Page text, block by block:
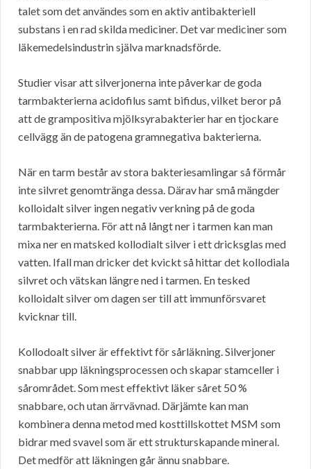
talet som det användes som en aktiv antibakteriell
substans i en rad skilda mediciner. Det var mediciner som
läkemedelsindustrin själva marknadsförde.
Studier visar att silverjonerna inte påverkar de goda
tarmbakterierna acidofilus samt bifidus, vilket beror på
att de grampositiva mjölksyrabakterier har en tjockare
cellvägg än de patogena gramnegativa bakterierna.
När en tarm består av stora bakteriesamlingar så förmår
inte silvret genomtränga dessa. Därav har små mängder
kolloidalt silver ingen negativ verkning på de goda
tarmbakterierna. För att nå långt ner i tarmen kan man
mixa ner en matsked kollodialt silver i ett dricksglas med
vatten. Ifall man dricker det kvickt så hittar det kollodiala
silvret och vätskan längre ned i tarmen. En tesked
kolloidalt silver om dagen ser till att immunförsvaret
kvicknar till.
Kollodoalt silver är effektivt för sårläkning. Silverjoner
snabbar upp läkningsprocessen och skapar stamceller i
sårområdet. Som mest effektivt läker såret 50 %
snabbare, och utan ärrvävnad. Därjämte kan man
kombinera denna metod med kosttillskottet MSM som
bidrar med svavel som är ett strukturskapande mineral.
Det medför att läkningen går ännu snabbare.